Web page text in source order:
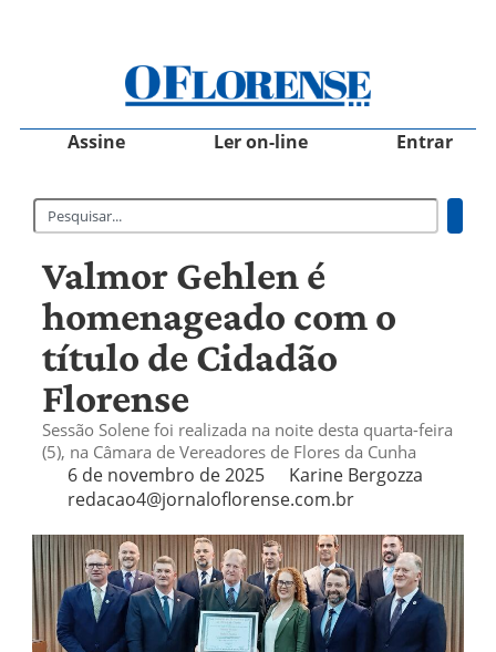
Assine Ler on-line Entrar
Valmor Gehlen é
homenageado com o
título de Cidadão
Florense
Sessão Solene foi realizada na noite desta quarta-feira
(5), na Câmara de Vereadores de Flores da Cunha
6 de novembro de 2025
Karine Bergozza
redacao4@jornaloflorense.com.br